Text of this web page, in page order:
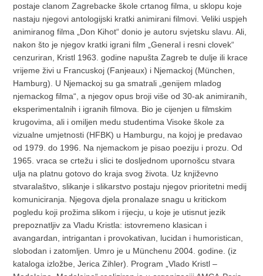
postaje clanom Zagrebacke škole crtanog filma, u sklopu koje
nastaju njegovi antologijski kratki animirani filmovi. Veliki uspjeh
animiranog filma „Don Kihot“ donio je autoru svjetsku slavu. Ali,
nakon što je njegov kratki igrani film „General i resni clovek“
cenzuriran, Kristl 1963. godine napušta Zagreb te dulje ili krace
vrijeme živi u Francuskoj (Fanjeaux) i Njemackoj (München,
Hamburg). U Njemackoj su ga smatrali „genijem mladog
njemackog filma“, a njegov opus broji više od 30-ak animiranih,
eksperimentalnih i igranih filmova. Bio je cijenjen u filmskim
krugovima, ali i omiljen medu studentima Visoke škole za
vizualne umjetnosti (HFBK) u Hamburgu, na kojoj je predavao
od 1979. do 1996. Na njemackom je pisao poeziju i prozu. Od
1965. vraca se crtežu i slici te dosljednom upornošcu stvara
ulja na platnu gotovo do kraja svog života. Uz književno
stvaralaštvo, slikanje i slikarstvo postaju njegov prioritetni medij
komuniciranja. Njegova djela pronalaze snagu u kritickom
pogledu koji prožima slikom i rijecju, u koje je utisnut jezik
prepoznatljiv za Vladu Kristla: istovremeno klasican i
avangardan, intrigantan i provokativan, lucidan i humoristican,
slobodan i zatomljen. Umro je u Münchenu 2004. godine. (iz
kataloga izložbe, Jerica Zihler). Program „Vlado Kristl –